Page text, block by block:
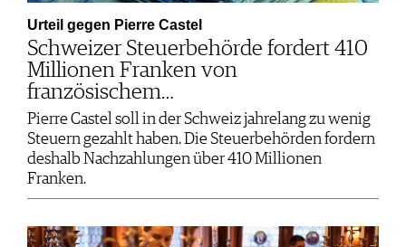
Urteil gegen Pierre Castel
Schweizer Steuerbehörde fordert 410
Millionen Franken von
französischem…
Pierre Castel soll in der Schweiz jahrelang zu wenig
Steuern gezahlt haben. Die Steuerbehörden fordern
deshalb Nachzahlungen über 410 Millionen
Franken.